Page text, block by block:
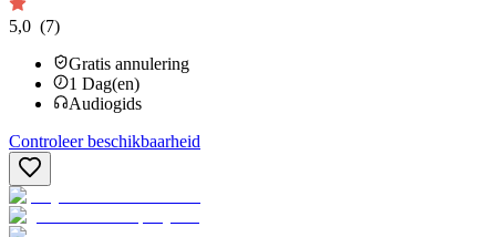
5,0 (7)
Gratis annulering
1 Dag(en)
Audiogids
Controleer beschikbaarheid